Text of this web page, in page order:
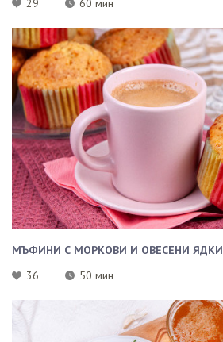
29
60 мин
МЪФИНИ С МОРКОВИ И ОВЕСЕНИ ЯДКИ
36
50 мин